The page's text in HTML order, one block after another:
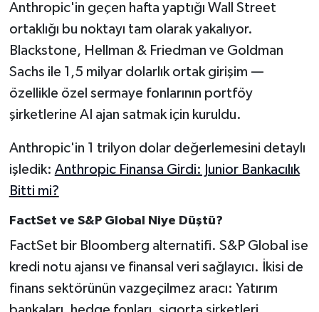
Anthropic'in geçen hafta yaptığı Wall Street
ortaklığı bu noktayı tam olarak yakalıyor.
Blackstone, Hellman & Friedman ve Goldman
Sachs ile 1,5 milyar dolarlık ortak girişim —
özellikle özel sermaye fonlarının portföy
şirketlerine AI ajan satmak için kuruldu.
Anthropic'in 1 trilyon dolar değerlemesini detaylı
işledik: Anthropic Finansa Girdi: Junior Bankacılık
Bitti mi?
FactSet ve S&P Global Niye Düştü?
FactSet bir Bloomberg alternatifi. S&P Global ise
kredi notu ajansı ve finansal veri sağlayıcı. İkisi de
finans sektörünün vazgeçilmez aracı: Yatırım